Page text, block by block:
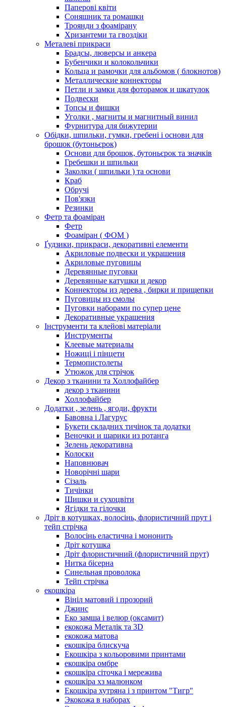
Паперові квіти
Соняшник та ромашки
Троянди з фоамірану
Хризантеми та гвоздіки
Металеві прикраси
Брадсы, люверсы и анкера
Бубенчики и колокольчики
Кольца и рамочки для альбомов ( блокнотов)
Металлические коннекторы
Петли и замки для фоторамок и шкатулок
Подвески
Топсы и фишки
Уголки , магниты и магнитный винил
Фурнитура для бижутерии
Обідки, шпильки, гумки, гребені і основи для
брошок (бутоньєрок)
Основи для брошок, бутоньєрок та значків
Гребешки и шпильки
Заколки ( шпильки ) та основи
Краб
Обручі
Пов'язки
Резинки
Фетр та фоаміран
Фетр
Фоаміран ( ФОМ )
Ґудзики, прикраси, декоративні елементи
Акриловые подвески и украшения
Акриловые пуговицы
Деревянные пуговки
Деревянные катушки и декор
Коннекторы из дерева , бирки и прищепки
Пуговицы из смолы
Пуговки наборами по супер цене
Декоративные украшения
Інструменти та клейові матеріали
Инструменты
Клеевые материалы
Ножиці і пінцети
Термопистолеты
Утюжок для стрічок
Декор з тканини та Холлофайбер
декор з тканини
Холлофайбер
Додатки , зелень , ягоди, фрукти
Бавовна і Лагурус
Букети складних тичінок та додатки
Веночки и шарики из ротанга
Зелень декоративна
Колоски
Наповнювач
Новорічні шари
Сізаль
Тичінки
Шишки и сухоцвіти
Ягідки та гілочки
Дріт в котушках, волосінь, флористичний прут і
тейп стрічка
Волосінь еластична і мононить
Дріт котушка
Дріт флористичний (флористичний прут)
Нитка бісерна
Синельная проволока
Тейп стрічка
екошкіра
Вініл матовий і прозорий
Джинс
Еко замша і велюр (оксамит)
екокожа Металік та 3D
екокожа матова
екошкіра блискуча
Екошкіра з кольоровими принтами
екошкіра омбре
екошкіра сіточка і мережива
екошкіра хз малюнком
Екошкіра хутряна і з принтом "Тигр"
Экокожа в наборах